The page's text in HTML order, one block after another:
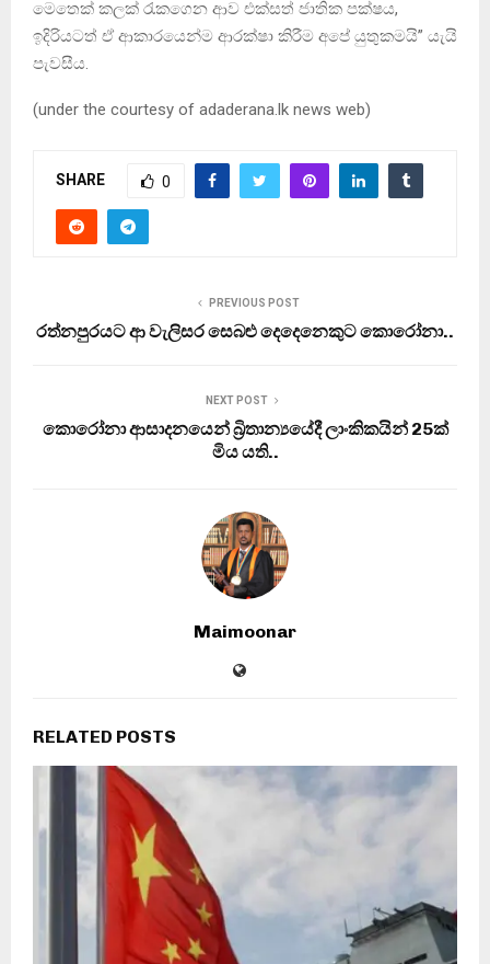
මෙතෙක් කලක් රැකගෙන ආව එක්සත් ජාතික පක්ෂය,
ඉදිරියටත් ඒ ආකාරයෙන්ම ආරක්ෂා කිරීම අපේ යුතුකමයි” යැයි
පැවසීය.
(under the courtesy of adaderana.lk news web)
SHARE 0
PREVIOUS POST
රත්නපුරයට ආ වැලිසර සෙබළු දෙදෙනෙකුට කොරෝනා..
NEXT POST
කොරෝනා ආසාදනයෙන් බ්‍රිතාන්‍යයේදී ලාංකිකයින් 25ක්
මිය යති..
Maimoonar
RELATED POSTS